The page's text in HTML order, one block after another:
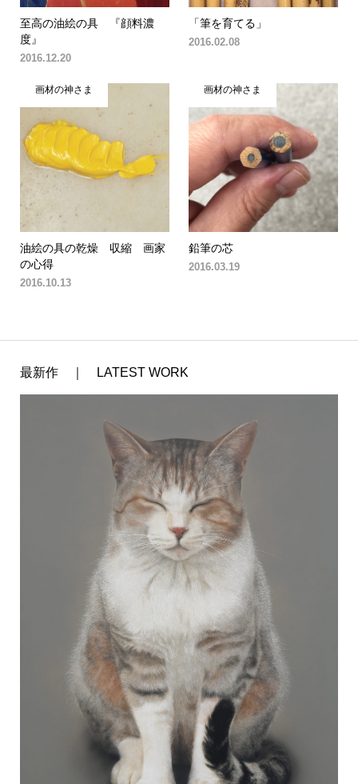
至高の油絵の具 『顔料濃
度』
2016.12.20
「筆を育てる」
2016.02.08
画材の神さま
油絵の具の乾燥 収縮 画家
の心得
2016.10.13
画材の神さま
鉛筆の芯
2016.03.19
最新作 ｜ LATEST WORK